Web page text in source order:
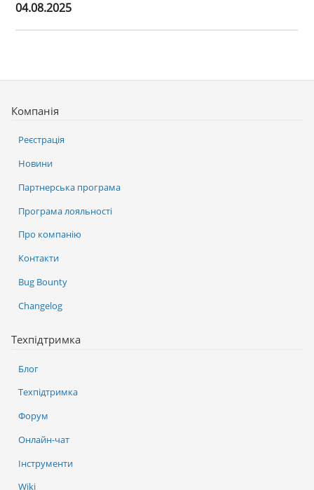
04.08.2025
Компанія
Реєстрація
Новини
Партнерська програма
Програма лояльності
Про компанію
Контакти
Bug Bounty
Changelog
Техпідтримка
Блог
Техпідтримка
Форум
Онлайн-чат
Інструменти
Wiki